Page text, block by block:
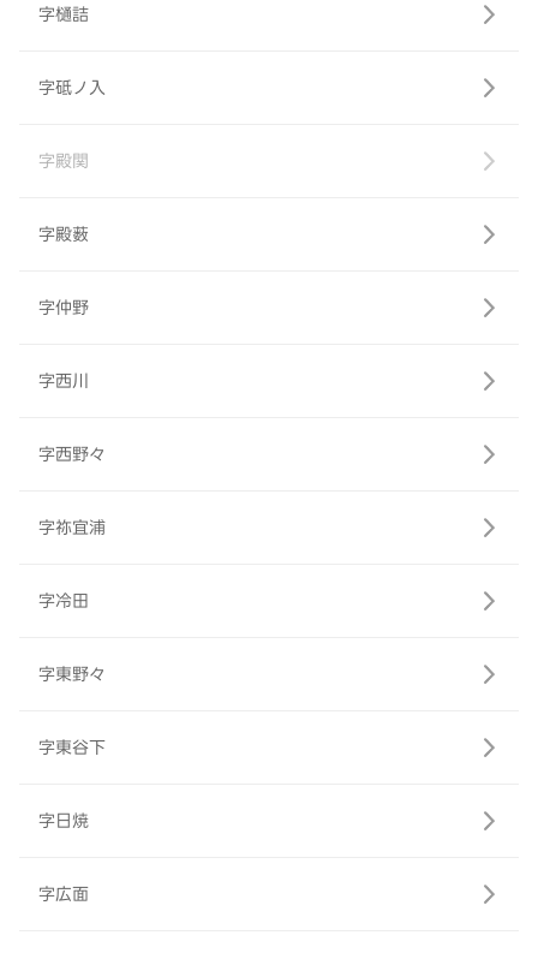
字樋詰
字砥ノ入
字殿関
字殿薮
字仲野
字西川
字西野々
字祢宜浦
字冷田
字東野々
字東谷下
字日焼
字広面